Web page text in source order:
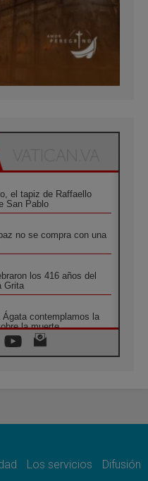
el tapiz de Raffaello
San Pablo
no se compra con una
los 416 años del
Grita
Ágata contemplamos la
la muerte
Santuario de la Madre
Los servicios Difusión